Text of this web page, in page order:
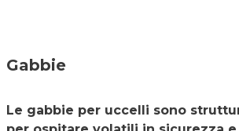
Gabbie
Le gabbie per uccelli sono